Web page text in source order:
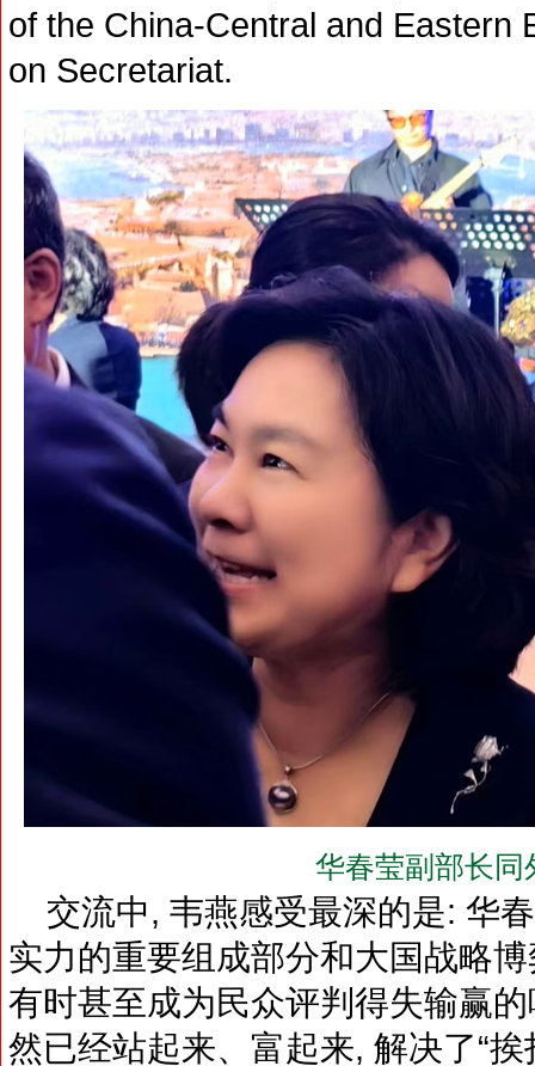
of the China-Central and Eastern
on Secretariat.
华春莹副部长同
交流中, 韦燕感受最深的是: 华
实力的重要组成部分和大国战略
有时甚至成为民众评判得失输赢
然已经站起来、富起来, 解决了“挨